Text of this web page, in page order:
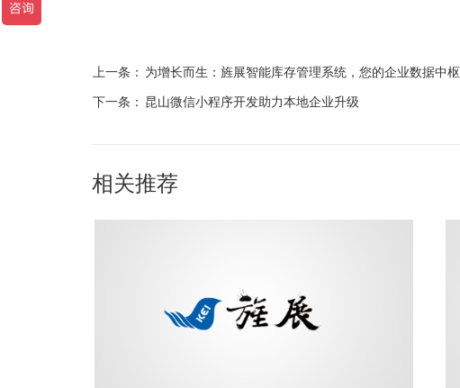
上一条： 为增长而生：旌展智能库存管理系统，您的企业数据中枢
下一条： 昆山微信小程序开发助力本地企业升级
相关推荐